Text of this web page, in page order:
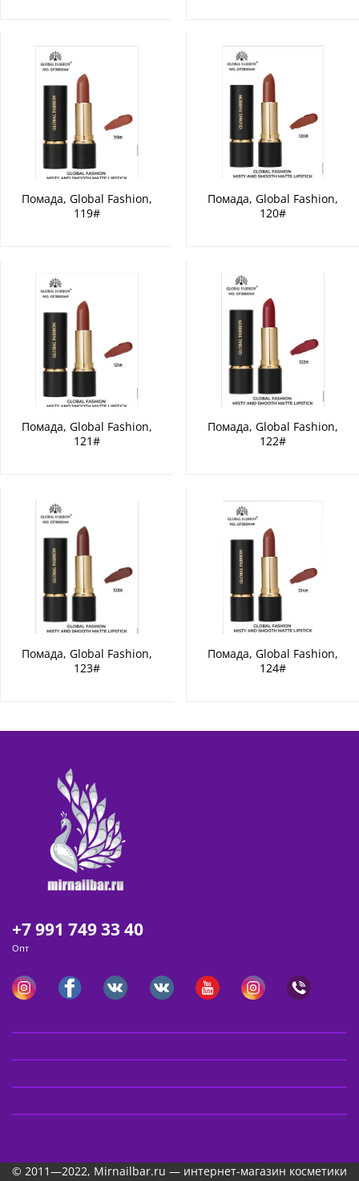
Помада, Global Fashion,
119#
Помада, Global Fashion,
120#
Помада, Global Fashion,
121#
Помада, Global Fashion,
122#
Помада, Global Fashion,
123#
Помада, Global Fashion,
124#
+7 991 749 33 40
Опт
© 2011—2022, Mirnailbar.ru — интернет-магазин косметики